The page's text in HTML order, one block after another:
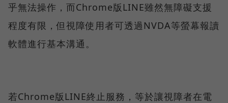
乎無法操作，而Chrome版LINE雖然無障礙支援
程度有限，但視障使用者可透過NVDA等螢幕報讀
軟體進行基本溝通。
若Chrome版LINE終止服務，等於讓視障者在電